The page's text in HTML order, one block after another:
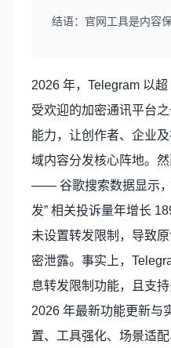
结语：官网工具是内容
2026 年，Telegram 以
受欢迎的加密通讯平台
能力，让创作者、企业
域内容分发核心阵地。
—— 谷歌搜索数据显示，
发” 相关投诉量年增长
未设置转发限制，导致
密泄露。事实上，
息转发限制功能，且支
2026 年最新功能更新与
置、工具强化、场景适